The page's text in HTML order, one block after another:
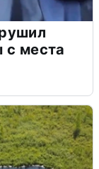
с места